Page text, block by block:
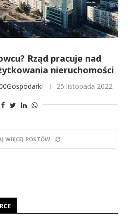
Rząd pracuje nad
nieruchomości
25 listopada 2022
WIĘCEJ POSTÓW